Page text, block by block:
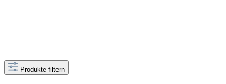
Produkte filtern